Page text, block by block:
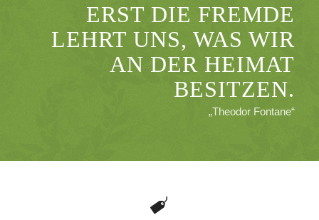
ERST DIE FREMDE
LEHRT UNS, WAS WIR
AN DER HEIMAT
BESITZEN.
„Theodor Fontane“